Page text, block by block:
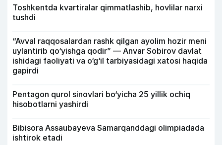
Toshkentda kvartiralar qimmatlashib, hovlilar narxi
tushdi
“Avval raqqosalardan rashk qilgan ayolim hozir meni
uylantirib qo‘yishga qodir” — Anvar Sobirov davlat
ishidagi faoliyati va o‘g‘il tarbiyasidagi xatosi haqida
gapirdi
Pentagon qurol sinovlari bo‘yicha 25 yillik ochiq
hisobotlarni yashirdi
Bibisora Assaubayeva Samarqanddagi olimpiadada
ishtirok etadi